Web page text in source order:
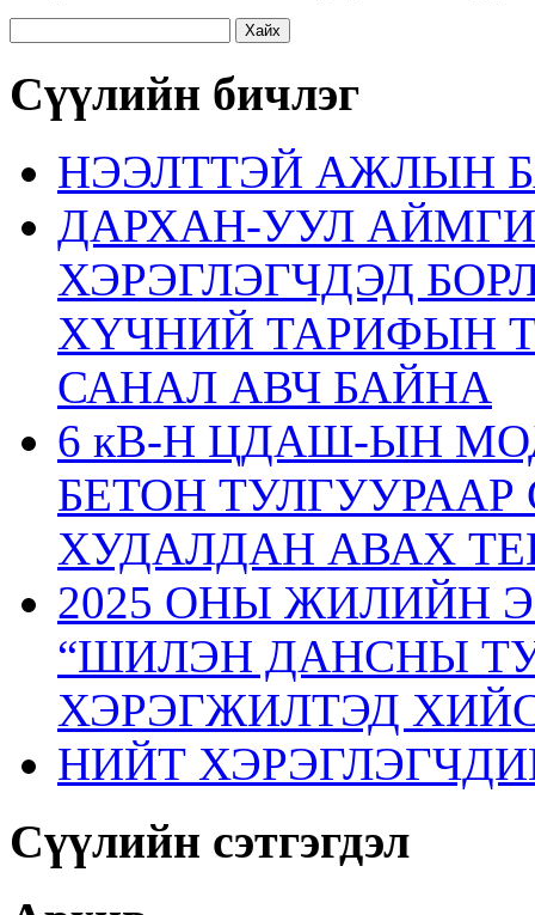
Сүүлийн бичлэг
НЭЭЛТТЭЙ АЖЛЫН
ДАРХАН-УУЛ
ХЭРЭГЛЭГЧДЭД
ХҮЧНИЙ ТАРИФЫН
САНАЛ АВЧ БАЙНА
6 кВ-Н ЦДАШ-ЫН
БЕТОН
ХУДАЛДАН АВАХ
2025 ОНЫ ЖИЛИЙН
“ШИЛЭН ДАНСНЫ
ХЭРЭГЖИЛТЭД
НИЙТ
Сүүлийн сэтгэгдэл